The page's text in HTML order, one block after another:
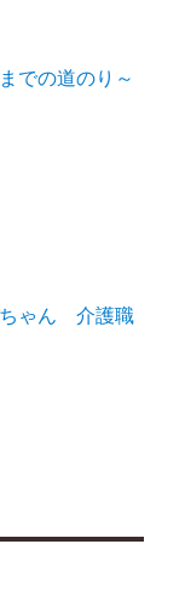
での道のり～
ちゃん 介護職